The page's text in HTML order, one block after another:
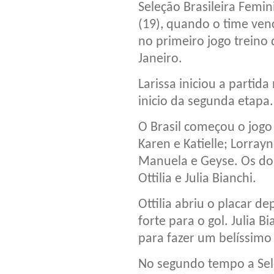
Seleção Brasileira
(19), quando o time
no primeiro jogo treino
Janeiro.
Larissa iniciou a
inicio da segunda etapa.
O Brasil começou o
Karen e Katielle;
Manuela e Geyse. Os
Ottilia e Julia Bianchi.
Ottilia abriu o placar
forte para o gol. Julia
para fazer um
No segundo tempo a